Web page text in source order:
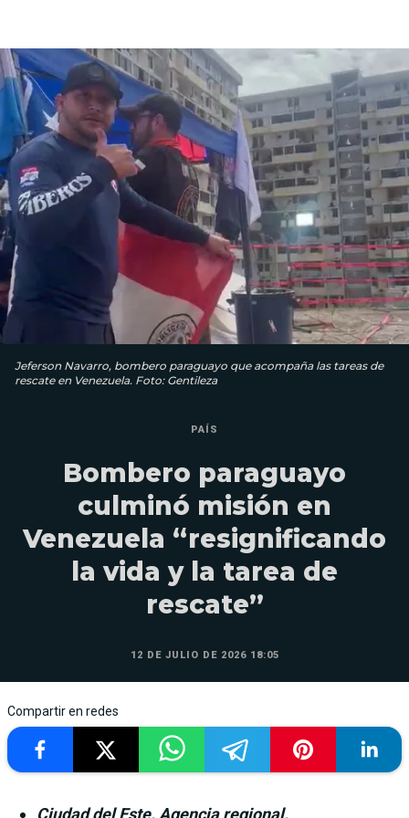
Jeferson Navarro, bombero paraguayo que acompaña las tareas de
rescate en Venezuela. Foto: Gentileza
PAÍS
Bombero paraguayo
culminó misión en
Venezuela “resignificando
la vida y la tarea de
rescate”
12 DE JULIO DE 2026 18:05
Compartir en redes
Ciudad del Este. Agencia regional.